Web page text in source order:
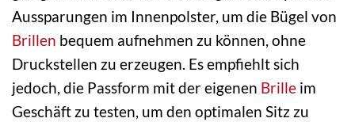
Aussparungen im Innenpolster, um die Bügel von
Brillen bequem aufnehmen zu können, ohne
Druckstellen zu erzeugen. Es empfiehlt sich
jedoch, die Passform mit der eigenen Brille im
Geschäft zu testen, um den optimalen Sitz zu